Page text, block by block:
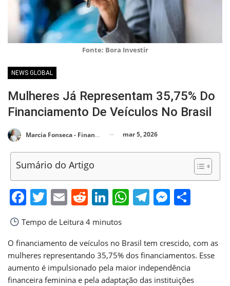
Fonte: Bora Investir
NEWS GLOBAL
Mulheres Já Representam 35,75% Do
Financiamento De Veículos No Brasil
Marcia Fonseca - Financial Consultant mar 5, 2026
Sumário do Artigo
Facebook
Twitter
EmailReddit
LinkedIn
WhatsApp
Telegram
Tempo de Leitura 4 minutos
O financiamento de veículos no Brasil tem crescido, com as
mulheres representando 35,75% dos financiamentos. Esse
aumento é impulsionado pela maior independência
financeira feminina e pela adaptação das instituições